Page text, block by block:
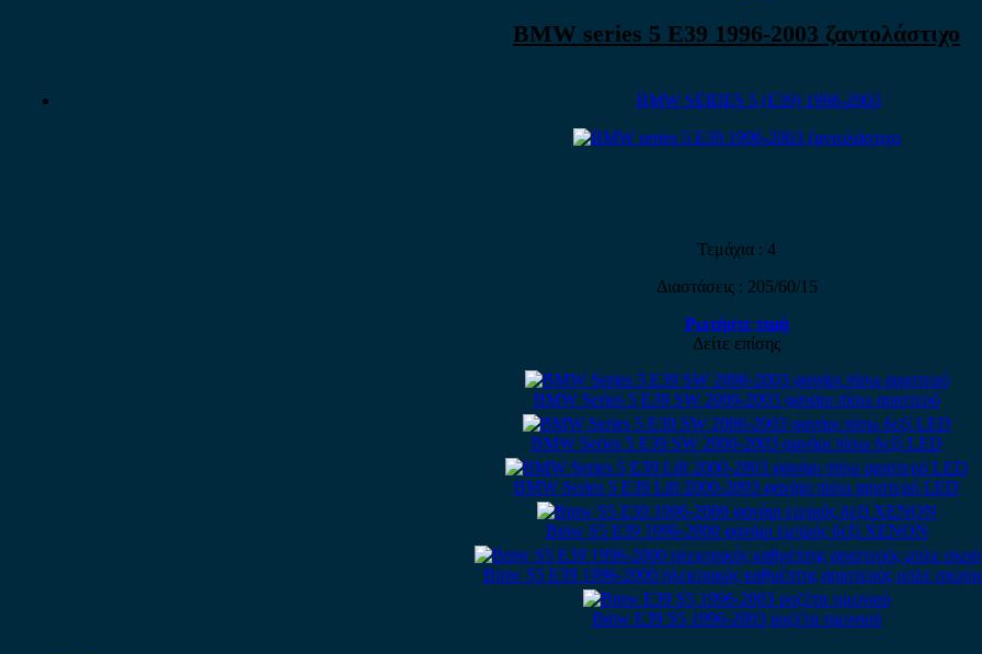
BMW series 5 E39 1996-2003 ζαντολάστιχο
BMW SERIES 5 (E39) 1996-2003
Τεμάχια : 4
Διαστάσεις : 205/60/15
Ρωτήστε τιμή
Δείτε επίσης
BMW Series 5 E39 SW 2000-2003 φανάρι πίσω αριστερό
BMW Series 5 E39 SW 2000-2003 φανάρι πίσω δεξί LED
BMW Series 5 E39 Lift 2000-2003 φανάρι πίσω αριστερό LED
Bmw S5 E39 1996-2000 φανάρι εμπρός δεξί XENON
Bmw S5 E39 1996-2000 ηλεκτρικός καθρέπτης αριστερός μπλε
Bmw E39 S5 1996-2003 ροζέτα τιμονιού